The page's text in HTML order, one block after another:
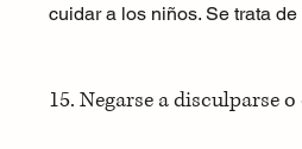
cuidar a los niños. Se trata
15. Negarse a disculparse